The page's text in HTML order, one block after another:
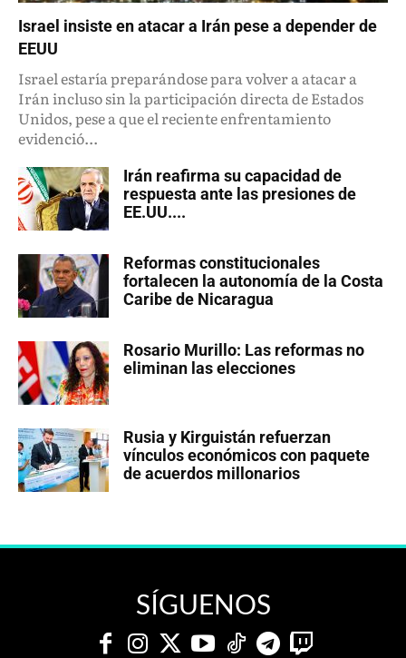
Israel insiste en atacar a Irán pese a depender de
EEUU
Israel estaría preparándose para volver a atacar a
Irán incluso sin la participación directa de Estados
Unidos, pese a que el reciente enfrentamiento
evidenció...
Irán reafirma su capacidad de
respuesta ante las presiones de
EE.UU....
Reformas constitucionales
fortalecen la autonomía de la Costa
Caribe de Nicaragua
Rosario Murillo: Las reformas no
eliminan las elecciones
Rusia y Kirguistán refuerzan
vínculos económicos con paquete
de acuerdos millonarios
SÍGUENOS